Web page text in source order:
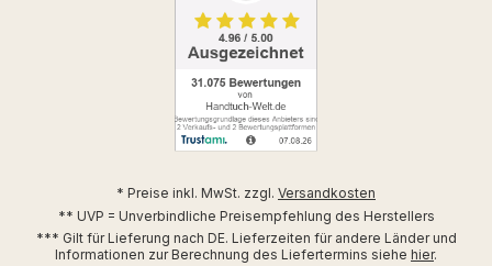
* Preise inkl. MwSt. zzgl. Versandkosten
** UVP = Unverbindliche Preisempfehlung des Herstellers
*** Gilt für Lieferung nach DE. Lieferzeiten für andere Länder und
Informationen zur Berechnung des Liefertermins siehe hier.